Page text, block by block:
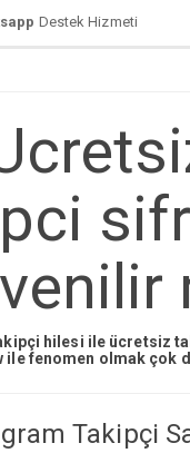
Destek
hilesi ile ücretsiz
ile fenomen olmak çok
Takipçi